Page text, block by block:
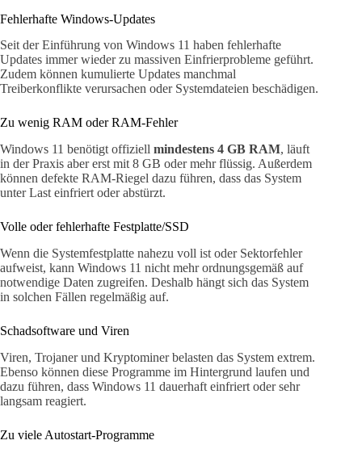
Fehlerhafte Windows-Updates
Seit der Einführung von Windows 11 haben fehlerhafte
Updates immer wieder zu massiven Einfrierprobleme geführt.
Zudem können kumulierte Updates manchmal
Treiberkonflikte verursachen oder Systemdateien beschädigen.
Zu wenig RAM oder RAM-Fehler
Windows 11 benötigt offiziell mindestens 4 GB RAM, läuft
in der Praxis aber erst mit 8 GB oder mehr flüssig. Außerdem
können defekte RAM-Riegel dazu führen, dass das System
unter Last einfriert oder abstürzt.
Volle oder fehlerhafte Festplatte/SSD
Wenn die Systemfestplatte nahezu voll ist oder Sektorfehler
aufweist, kann Windows 11 nicht mehr ordnungsgemäß auf
notwendige Daten zugreifen. Deshalb hängt sich das System
in solchen Fällen regelmäßig auf.
Schadsoftware und Viren
Viren, Trojaner und Kryptominer belasten das System extrem.
Ebenso können diese Programme im Hintergrund laufen und
dazu führen, dass Windows 11 dauerhaft einfriert oder sehr
langsam reagiert.
Zu viele Autostart-Programme